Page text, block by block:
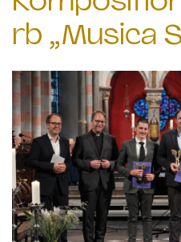
rb „Musica